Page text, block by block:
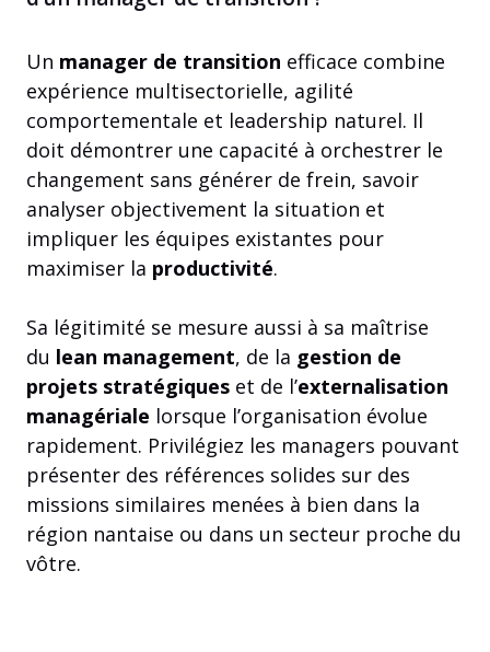
Un manager de transition efficace combine
expérience multisectorielle, agilité
comportementale et leadership naturel. Il
doit démontrer une capacité à orchestrer le
changement sans générer de frein, savoir
analyser objectivement la situation et
impliquer les équipes existantes pour
maximiser la productivité.
Sa légitimité se mesure aussi à sa maîtrise
du lean management, de la gestion de
projets stratégiques et de l’externalisation
managériale lorsque l’organisation évolue
rapidement. Privilégiez les managers pouvant
présenter des références solides sur des
missions similaires menées à bien dans la
région nantaise ou dans un secteur proche du
vôtre.